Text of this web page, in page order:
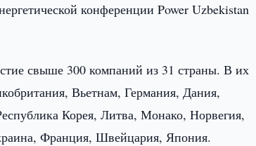
конференции Power Uzbekistan
свыше 300 компаний из 31 страны. В их
Вьетнам, Германия, Дания,
Корея, Литва, Монако, Норвегия,
Франция, Швейцария, Япония.